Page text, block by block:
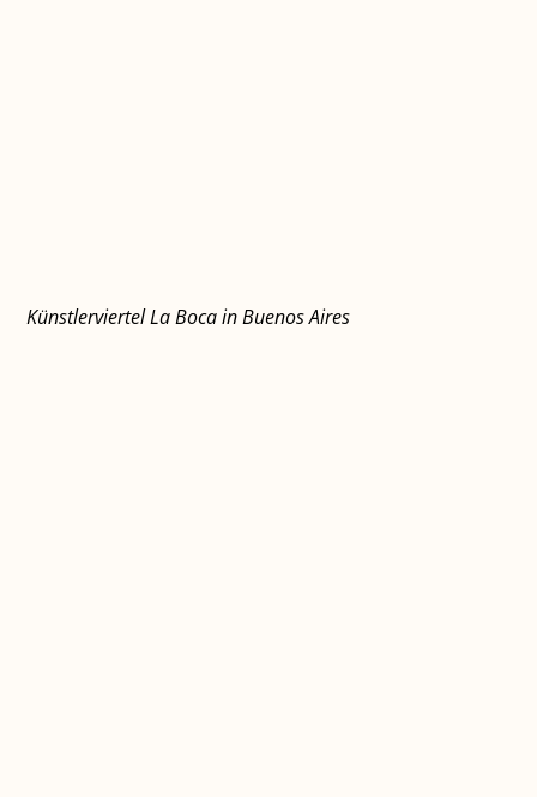
Künstlerviertel La Boca in Buenos Aires